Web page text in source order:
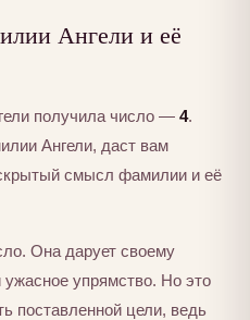
Ангели и её
получила число — 4.
Ангели, даст вам
смысл фамилии и её
Она дарует своему
упрямство. Но это
поставленной цели, ведь